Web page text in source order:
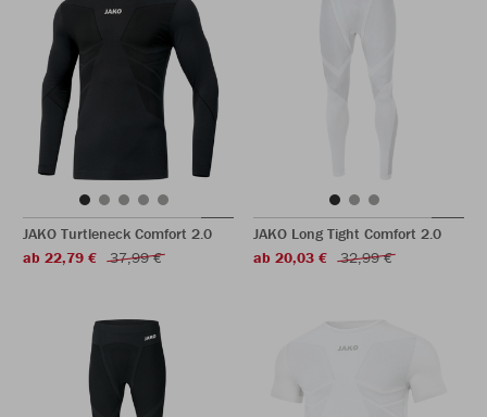
JAKO Turtleneck Comfort 2.0
ab 22,79 €
37,99 €
JAKO Long Tight Comfort 2.0
ab 20,03 €
32,99 €